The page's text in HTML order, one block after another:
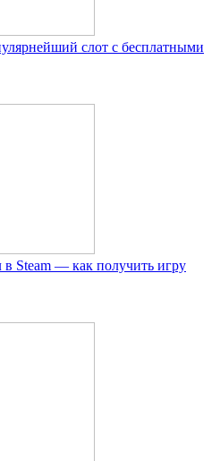
слот с бесплатными
Steam — как получить игру